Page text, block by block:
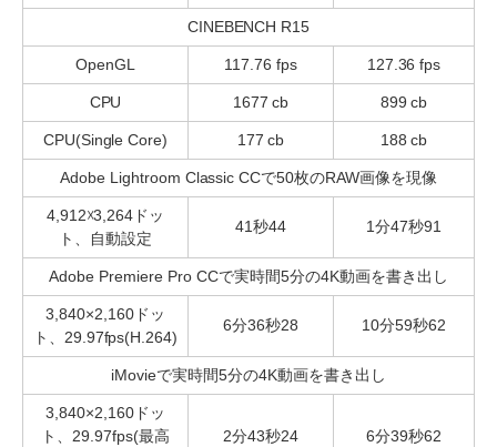
CINEBENCH R15
OpenGL 117.76 fps 127.36 fps
CPU 1677 cb 899 cb
CPU(Single Core) 177 cb 188 cb
Adobe Lightroom Classic CCで50枚のRAW画像を現像
4,912☓3,264ドッ
ト、自動設定
41秒44 1分47秒91
Adobe Premiere Pro CCで実時間5分の4K動画を書き出し
3,840×2,160ドッ
ト、29.97fps(H.264)
6分36秒28 10分59秒62
iMovieで実時間5分の4K動画を書き出し
3,840×2,160ドッ
ト、29.97fps(最高
2分43秒24 6分39秒62